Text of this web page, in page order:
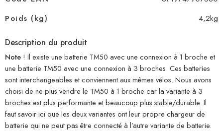
Poids (kg)
4,2kg
Description du produit
Note ! Il existe une batterie TM50 avec une connexion à 1 broche et
une batterie TM50 avec une connexion à 3 broches. Ces batteries
sont interchangeables et conviennent aux mêmes vélos. Nous avons
choisi de ne plus vendre le TM50 à 1 broche car la variante à 3
broches est plus performante et beaucoup plus stable/durable. Il
faut savoir ici que les deux variantes ont leur propre chargeur de
batterie qui ne peut pas être connecté à l’autre variante de batterie.